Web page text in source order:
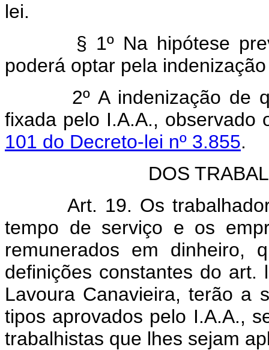
lei.
§ 1º Na hipótese
poderá optar pela
2º A indenização de
fixada pelo I.A.A., observado
101 do Decreto-lei nº 3.855.
DOS
Art. 19. Os
tempo de serviço e os
remunerados em dinheiro,
definições constantes do art.
Lavoura Canavieira, terão a
tipos aprovados pelo I.A.A.,
trabalhistas que lhes sejam